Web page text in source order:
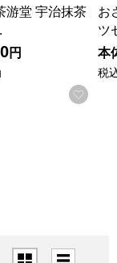
録する
游堂 宇治抹茶
円
お気
お
ツ
本
税
示切替